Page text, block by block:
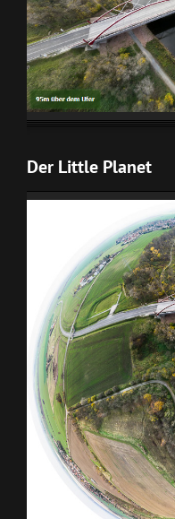
Der Little Planet